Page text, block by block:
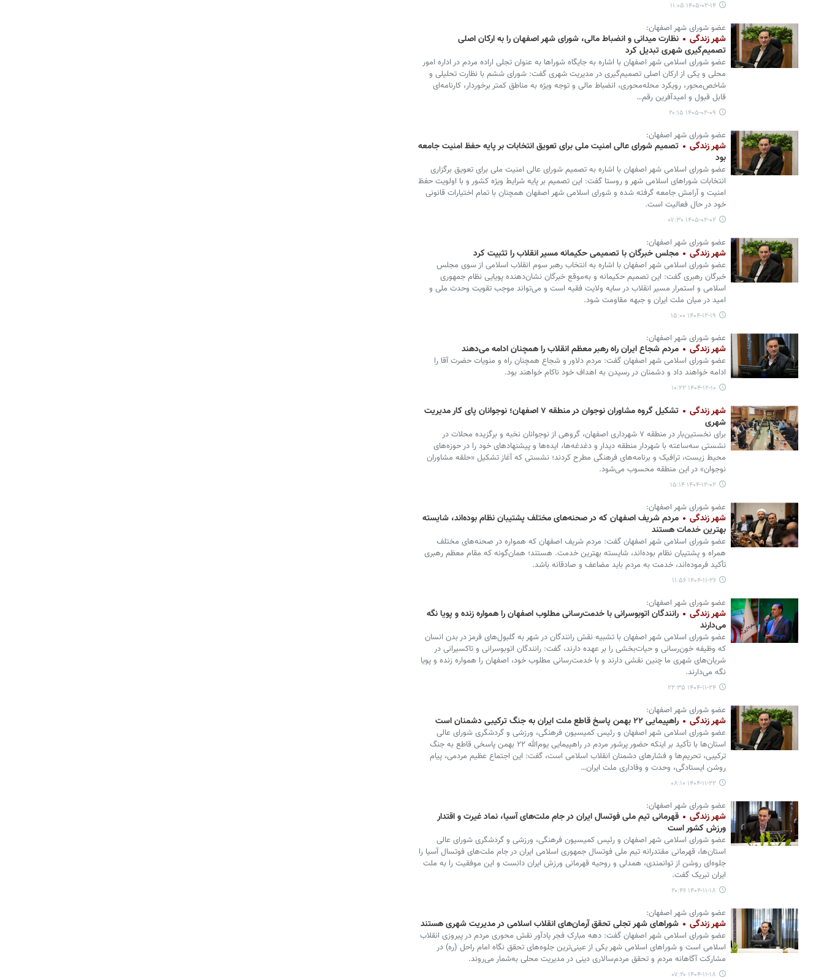
۱۴۰۵-۰۲-۱۴ ۱۱:۰۵
عضو شورای شهر اصفهان:
شهر زندگی
نظارت میدانی و انضباط مالی، شورای شهر اصفهان را به ارکان اصلی
تصمیم‌گیری شهری تبدیل کرد
عضو شورای اسلامی شهر اصفهان با اشاره به جایگاه شوراها به عنوان تجلی اراده مردم در اداره امور
محلی و یکی از ارکان اصلی تصمیم‌گیری در مدیریت شهری گفت: شورای ششم با نظارت تحلیلی و
شاخص‌محور، رویکرد محله‌محوری، انضباط مالی و توجه ویژه به مناطق کمتر برخوردار، کارنامه‌ای
قابل قبول و امیدآفرین رقم…
۱۴۰۵-۰۲-۰۹ ۲۰:۱۵
عضو شورای شهر اصفهان:
شهر زندگی
تصمیم شورای عالی امنیت ملی برای تعویق انتخابات بر پایه حفظ امنیت جامعه
بود
عضو شورای اسلامی شهر اصفهان با اشاره به تصمیم شورای عالی امنیت ملی برای تعویق برگزاری
انتخابات شوراهای اسلامی شهر و روستا گفت: این تصمیم بر پایه شرایط ویژه کشور و با اولویت حفظ
امنیت و آرامش جامعه گرفته شده و شورای اسلامی شهر اصفهان همچنان با تمام اختیارات قانونی
خود در حال فعالیت است.
۱۴۰۵-۰۲-۰۲ ۰۷:۳۰
عضو شورای شهر اصفهان:
شهر زندگی مجلس خبرگان با تصمیمی حکیمانه مسیر انقلاب را تثبیت کرد
عضو شورای اسلامی شهر اصفهان با اشاره به انتخاب رهبر سوم انقلاب اسلامی از سوی مجلس
خبرگان رهبری گفت: این تصمیم حکیمانه و به‌موقع خبرگان نشان‌دهنده پویایی نظام جمهوری
اسلامی و استمرار مسیر انقلاب در سایه ولایت فقیه است و می‌تواند موجب تقویت وحدت ملی و
امید در میان ملت ایران و جبهه مقاومت شود.
۱۴۰۴-۱۲-۱۹ ۱۵:۰۰
عضو شورای شهر اصفهان:
شهر زندگی مردم شجاع ایران راه رهبر معظم انقلاب را همچنان ادامه‌ می‌دهند
عضو شورای اسلامی شهر اصفهان گفت: مردم دلاور و شجاع همچنان راه و منویات حضرت آقا را
ادامه خواهند داد و دشمنان در رسیدن به اهداف خود ناکام خواهند بود.
۱۴۰۴-۱۲-۱۰ ۱۰:۲۲
شهر زندگی
تشکیل گروه مشاوران نوجوان در منطقه ۷ اصفهان؛ نوجوانان پای کار مدیریت
شهری
برای نخستین‌بار در منطقه ۷ شهرداری اصفهان، گروهی از نوجوانان نخبه و برگزیده محلات در
نشستی سه‌ساعته با شهردار منطقه دیدار و دغدغه‌ها، ایده‌ها و پیشنهادهای خود را در حوزه‌های
محیط زیست، ترافیک و برنامه‌های فرهنگی مطرح کردند؛ نشستی که آغاز تشکیل «حلقه مشاوران
نوجوان» در این منطقه محسوب می‌شود.
۱۴۰۴-۱۲-۰۲ ۱۵:۱۴
عضو شورای شهر اصفهان:
شهر زندگی
مردم شریف اصفهان که در صحنه‌های مختلف پشتیبان نظام بوده‌اند، شایسته
بهترین خدمات هستند
عضو شورای اسلامی شهر اصفهان گفت: مردم شریف اصفهان که همواره در صحنه‌های مختلف
همراه و پشتیبان نظام بوده‌اند، شایسته بهترین خدمت. هستند؛ همان‌گونه که مقام معظم رهبری
تأکید فرموده‌اند، خدمت به مردم باید مضاعف و صادقانه باشد.
۱۴۰۴-۱۱-۲۶ ۱۱:۵۶
عضو شورای شهر اصفهان:
شهر زندگی
رانندگان اتوبوسرانی با خدمت‌رسانی مطلوب اصفهان را همواره زنده و پویا نگه
می‌دارند
عضو شورای اسلامی شهر اصفهان با تشبیه نقش رانندگان در شهر به گلبول‌های قرمز در بدن انسان
که وظیفه خون‌رسانی و حیات‌بخشی را بر عهده دارند، گفت: رانندگان اتوبوسرانی و تاکسیرانی در
شریان‌های شهری ما چنین نقشی دارند و با خدمت‌رسانی مطلوب خود، اصفهان را همواره زنده و پویا
نگه می‌دارند.
۱۴۰۴-۱۱-۲۴ ۲۲:۳۵
عضو شورای شهر اصفهان:
شهر زندگی راهپیمایی ۲۲ بهمن پاسخ قاطع ملت ایران به جنگ ترکیبی دشمنان است
عضو شورای اسلامی شهر اصفهان و رئیس کمیسیون فرهنگی، ورزشی و گردشگری شورای عالی
استان‌ها با تأکید بر اینکه حضور پرشور مردم در راهپیمایی یوم‌الله ۲۲ بهمن پاسخی قاطع به جنگ
ترکیبی، تحریم‌ها و فشارهای دشمنان انقلاب اسلامی است، گفت: این اجتماع عظیم مردمی، پیام
روشن ایستادگی، وحدت و وفاداری ملت ایران…
۱۴۰۴-۱۱-۲۲ ۰۸:۱۰
عضو شورای شهر اصفهان:
شهر زندگی
قهرمانی تیم ملی فوتسال ایران در جام ملت‌های آسیا، نماد غیرت و اقتدار
ورزش کشور است
عضو شورای اسلامی شهر اصفهان و رئیس کمیسیون فرهنگی، ورزشی و گردشگری شورای عالی
استان‌ها، قهرمانی مقتدرانه تیم ملی فوتسال جمهوری اسلامی ایران در جام ملت‌های فوتسال آسیا را
جلوه‌ای روشن از توانمندی، همدلی و روحیه قهرمانی ورزش ایران دانست و این موفقیت را به ملت
ایران تبریک گفت.
۱۴۰۴-۱۱-۱۸ ۲۰:۴۶
عضو شورای شهر اصفهان:
شهر زندگی شوراهای شهر تجلی تحقق آرمان‌های انقلاب اسلامی در مدیریت شهری هستند
عضو شورای اسلامی شهر اصفهان گفت: دهه مبارک فجر یادآور نقش محوری مردم در پیروزی انقلاب
اسلامی است و شوراهای اسلامی شهر یکی از عینی‌ترین جلوه‌های تحقق نگاه امام راحل (ره) در
مشارکت آگاهانه مردم و تحقق مردم‌سالاری دینی در مدیریت محلی به‌شمار می‌روند.
۱۴۰۴-۱۱-۱۸ ۰۷:۲۰